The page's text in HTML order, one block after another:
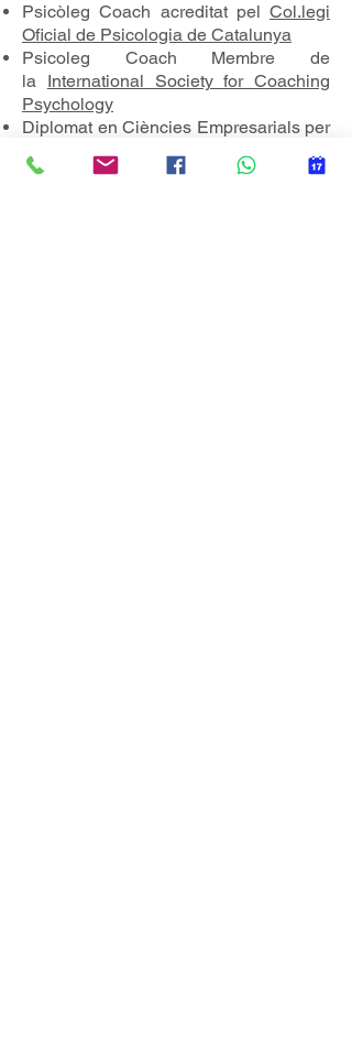
Psicòleg Coach acreditat pel Col.legi
Oficial de Psicologia de Catalunya
Psicoleg Coach Membre de
la International Society for Coaching
Psychology
Diplomat en Ciències Empresarials per
la URV